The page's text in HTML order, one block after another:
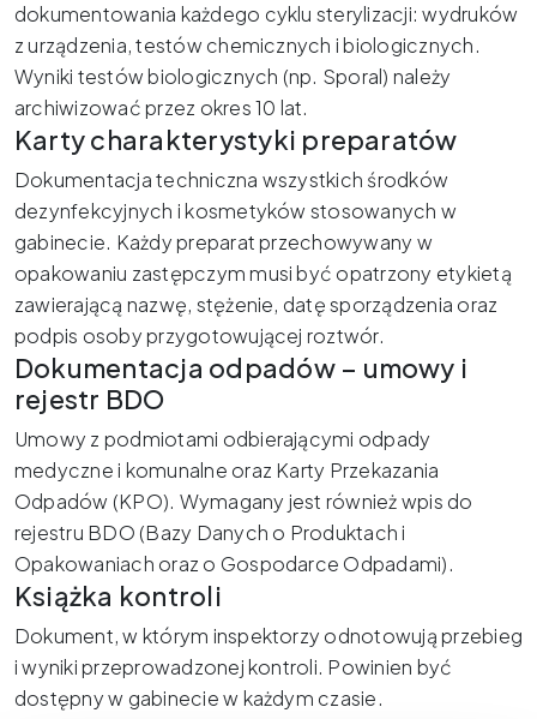
dokumentowania każdego cyklu sterylizacji: wydruków
z urządzenia, testów chemicznych i biologicznych.
Wyniki testów biologicznych (np. Sporal) należy
archiwizować przez okres 10 lat.
Karty charakterystyki preparatów
Dokumentacja techniczna wszystkich środków
dezynfekcyjnych i kosmetyków stosowanych w
gabinecie. Każdy preparat przechowywany w
opakowaniu zastępczym musi być opatrzony etykietą
zawierającą nazwę, stężenie, datę sporządzenia oraz
podpis osoby przygotowującej roztwór.
Dokumentacja odpadów – umowy i
rejestr BDO
Umowy z podmiotami odbierającymi odpady
medyczne i komunalne oraz Karty Przekazania
Odpadów (KPO). Wymagany jest również wpis do
rejestru BDO (Bazy Danych o Produktach i
Opakowaniach oraz o Gospodarce Odpadami).
Książka kontroli
Dokument, w którym inspektorzy odnotowują przebieg
i wyniki przeprowadzonej kontroli. Powinien być
dostępny w gabinecie w każdym czasie.